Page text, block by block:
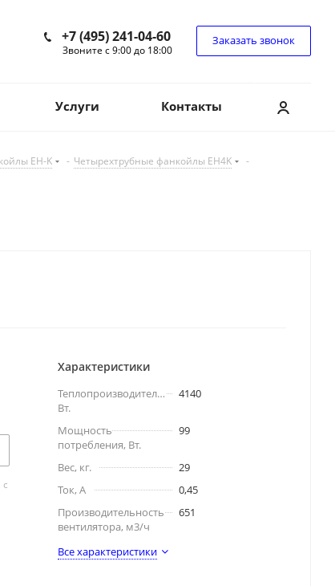
+7 (495) 241-04-60
Звоните с 9:00 до 18:00
Заказать звонок
Услуги Контакты
EH-K - Четырехтрубные фанкойлы EH4K
-
Характеристики
Теплопроизводительность,
Вт.
4140
Мощность
потребления, Вт.
99
Вес, кг.
29
Ток, А
0,45
Производительность
вентилятора, м3/ч
651
Все характеристики